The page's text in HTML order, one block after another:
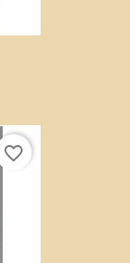
favorite_border